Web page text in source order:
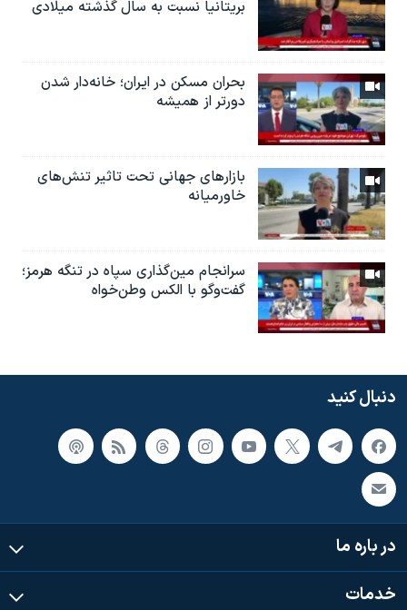
بریتانیا نسبت به سال گذشته میلادی
بحران مسکن در ایران؛ خانه‌دار شدن
دورتر از همیشه
بازارهای جهانی تحت تاثیر تنش‌های
خاورمیانه
سرانجام مین‌گذاری‌ سپاه در تنگه هرمز؛
گفت‌وگو با الکس وطن‌خواه
دنبال کنید
در باره ما
خدمات